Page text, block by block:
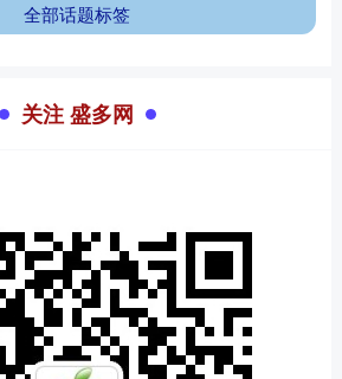
全部话题标签
关注 盛多网